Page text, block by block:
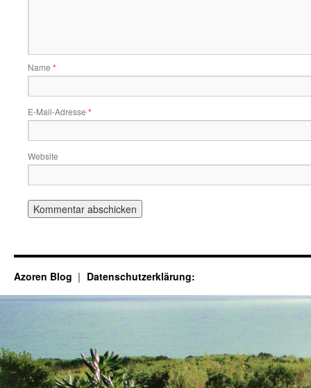
Name *
E-Mail-Adresse *
Website
Azoren Blog Datenschutzerklärung: